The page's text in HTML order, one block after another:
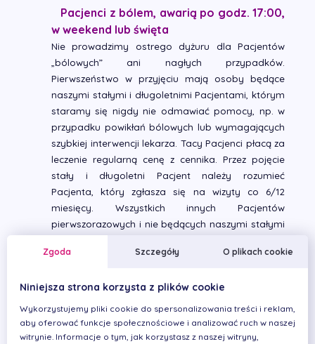
Pacjenci z bólem, awarią po godz. 17:00,
w weekend lub święta
Nie prowadzimy ostrego dyżuru dla Pacjentów
„bólowych” ani nagłych przypadków.
Pierwszeństwo w przyjęciu mają osoby będące
naszymi stałymi i długoletnimi Pacjentami, którym
staramy się nigdy nie odmawiać pomocy, np. w
przypadku powikłań bólowych lub wymagających
szybkiej interwencji lekarza. Tacy Pacjenci płacą za
leczenie regularną cenę z cennika. Przez pojęcie
stały i długoletni Pacjent należy rozumieć
Pacjenta, który zgłasza się na wizyty co 6/12
miesięcy. Wszystkich innych Pacjentów
pierwszorazowych i nie będących naszymi stałymi
weekend lub święta z wyprzedzeniem, obowiązują
poniedziałku do piątku po godz. 17:00 o 50%
wyższe ceny). Osoby z bólem lub awarią w miarę
możliwości przyjmiemy w danym dniu, w
godzinach pracy Kliniki, pomiędzy wcześniej
Zgoda Szczegóły O plikach cookie
Niniejsza strona korzysta z plików cookie
Wykorzystujemy pliki cookie do spersonalizowania treści i reklam,
aby oferować funkcje społecznościowe i analizować ruch w naszej
witrynie. Informacje o tym, jak korzystasz z naszej witryny,